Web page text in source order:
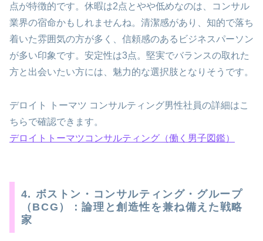
点が特徴的です。休暇は2点とやや低めなのは、コンサル
業界の宿命かもしれませんね。清潔感があり、知的で落ち
着いた雰囲気の方が多く、信頼感のあるビジネスパーソン
が多い印象です。安定性は3点。堅実でバランスの取れた
方と出会いたい方には、魅力的な選択肢となりそうです。
デロイト トーマツ コンサルティング男性社員の詳細はこ
ちらで確認できます。
デロイトトーマツコンサルティング（働く男子図鑑）
4. ボストン・コンサルティング・グループ
（BCG）：論理と創造性を兼ね備えた戦略
家